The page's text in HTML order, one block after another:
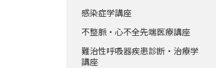
感染症学講座
不整脈・心不全先端医療講座
難治性呼吸器疾患診断・治療学
講座